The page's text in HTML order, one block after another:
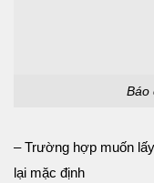
Báo
– Trường hợp muốn
lại mặc định